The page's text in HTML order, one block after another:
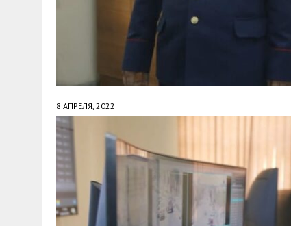
8 АПРЕЛЯ, 2022